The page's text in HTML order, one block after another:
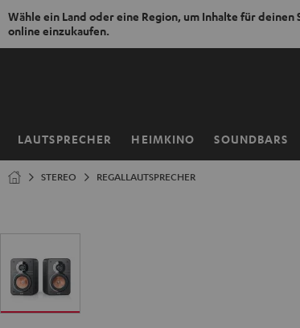
Wähle ein Land oder eine Region, um Inhalte für deinen
online einzukaufen.
ZUM
LAUTSPRECHER HEIMKINO SOUNDBARS
Startseite
STEREO REGALLAUTSPRECHER